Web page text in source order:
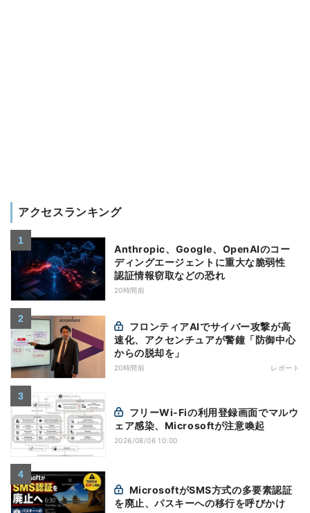
アクセスランキング
Anthropic、Google、OpenAIのコー
ディングエージェントに重大な脆弱性
認証情報窃取などの恐れ
20時間前
速化、アクセンチュアが警鐘「防御中心
からの脱却を」
20時間前 レポート
ェア感染、Microsoftが注意喚起
2026/08/06 10:00
を廃止、パスキーへの移行を呼びかけ